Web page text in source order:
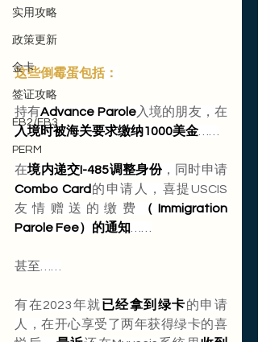
实用攻略
政策更新
金卡
签证攻略
EB2/EB3
PERM
这些倒霉蛋包括：
持有Advance Parole入境的朋友，在
入境时被海关要求缴纳1000美金
在境内递交I-485调整身份，同时申请
Combo Card 的申请人，喜提USCIS
友情赠送的缴费
（Immigration
Parole Fee）的通知
甚至……
有在2023年就已经拿到绿卡的申请
人，在开心享受了两年获得绿卡的喜